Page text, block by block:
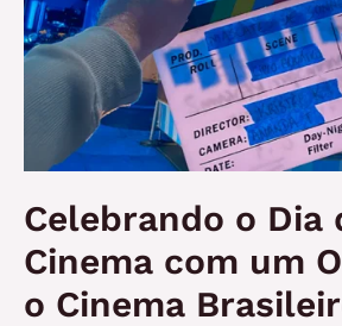
Celebrando o Dia
Cinema com um
o Cinema